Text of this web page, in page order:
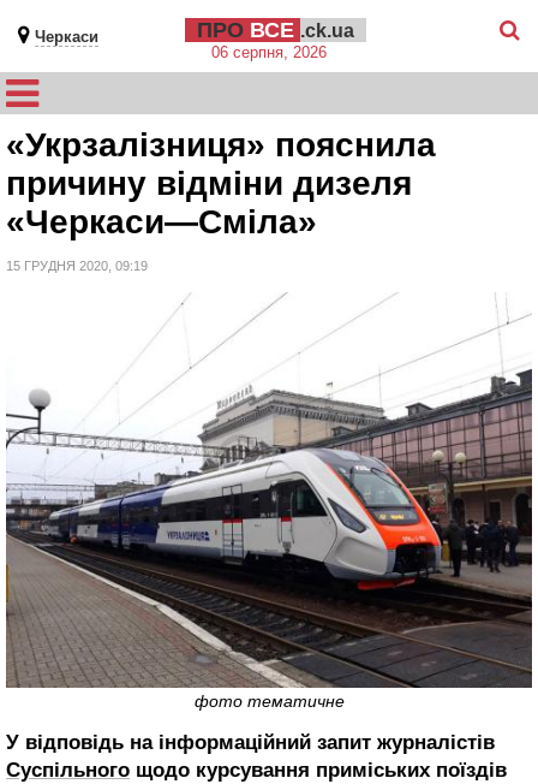
Черкаси ПРО ВСЕ .ck.ua
06 серпня, 2026
«Укрзалізниця» пояснила
причину відміни дизеля
«Черкаси—Сміла»
15 ГРУДНЯ 2020, 09:19
фото тематичне
У відповідь на інформаційний запит журналістів
Суспільного щодо курсування приміських поїздів